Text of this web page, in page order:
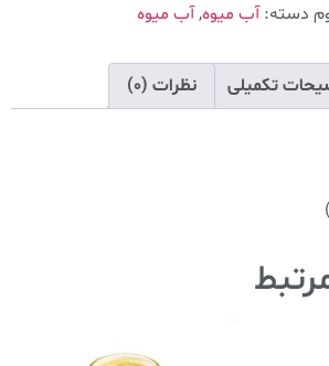
دسته:آب میوه,آب میوه
تکمیلی نظرات (0)